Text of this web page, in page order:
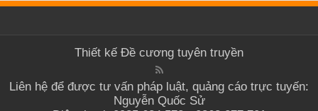
Thiết kế Đề cương tuyên truyền
Liên hệ để được tư vấn pháp luật, quảng cáo trực tuyến:
Nguyễn Quốc Sử